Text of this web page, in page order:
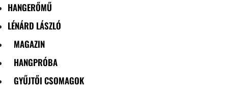
HANGERŐMŰ
LÉNÁRD LÁSZLÓ
MAGAZIN
HANGPRÓBA
GYŰJTŐI CSOMAGOK